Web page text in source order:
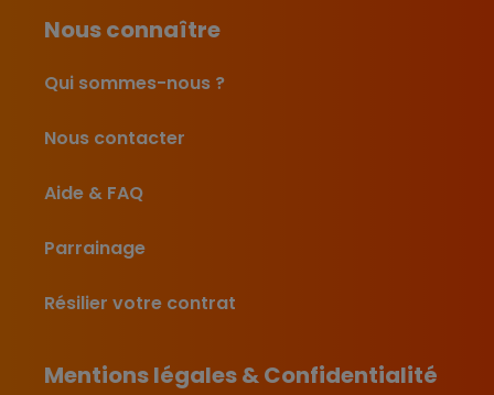
Nous connaître
Qui sommes-nous ?
Nous contacter
Aide & FAQ
Parrainage
Résilier votre contrat
Mentions légales & Confidentialité